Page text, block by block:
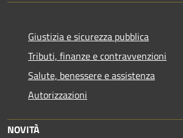
Giustizia e sicurezza pubblica
Tributi, finanze e contravvenzioni
Salute, benessere e assistenza
Autorizzazioni
NOVITÀ